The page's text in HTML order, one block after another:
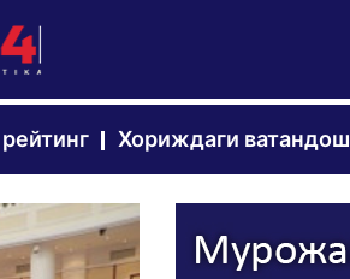
Хориждаги ватандош